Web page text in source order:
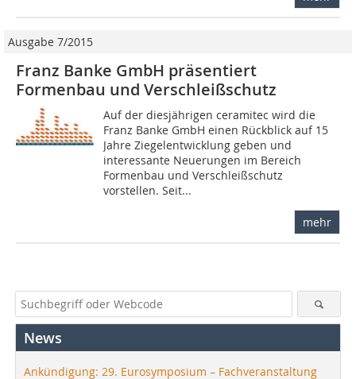
Ausgabe 7/2015
Franz Banke GmbH präsentiert
Formenbau und ­Verschleißschutz
Auf der diesjährigen ceramitec wird die
Franz Banke GmbH einen Rückblick auf 15
Jahre Ziegelentwicklung geben und
interessante Neuerungen im Bereich
Formenbau und Verschleißschutz
vorstellen. Seit...
mehr
News
Ankündigung: 29. Eurosymposium – Fachveranstaltung